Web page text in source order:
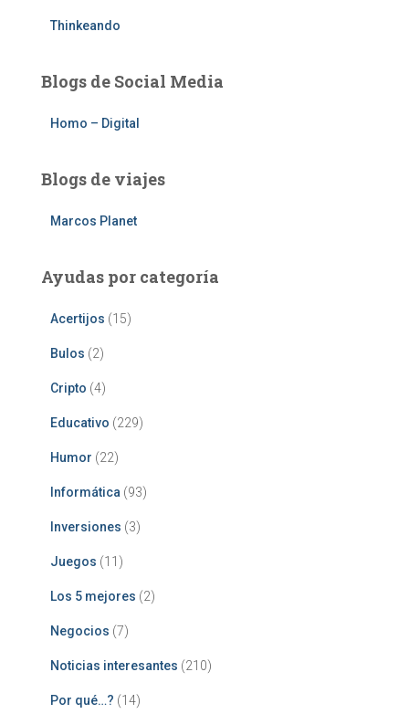
Thinkeando
Blogs de Social Media
Homo – Digital
Blogs de viajes
Marcos Planet
Ayudas por categoría
Acertijos (15)
Bulos (2)
Cripto (4)
Educativo (229)
Humor (22)
Informática (93)
Inversiones (3)
Juegos (11)
Los 5 mejores (2)
Negocios (7)
Noticias interesantes (210)
Por qué…? (14)